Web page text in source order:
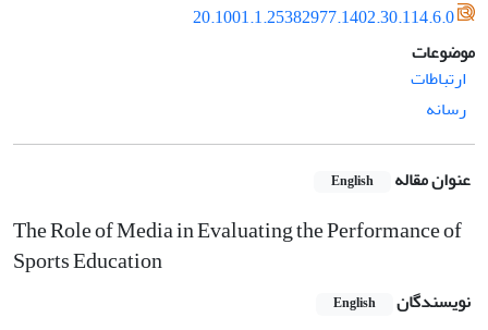
20.1001.1.25382977.1402.30.114.6.0
موضوعات
ارتباطات
رسانه
عنوان مقاله English
The Role of Media in Evaluating the Performance of
Sports Education
نویسندگان English